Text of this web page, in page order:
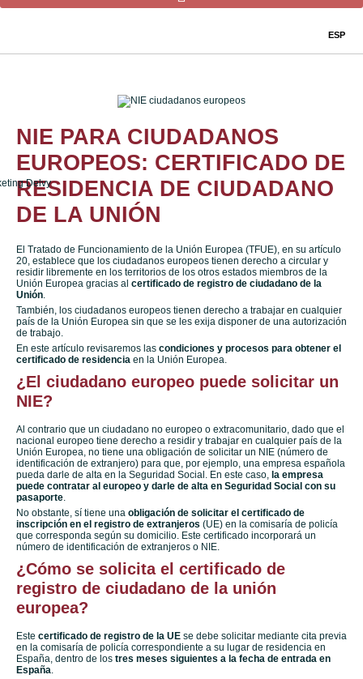
ESP
NIE PARA CIUDADANOS
EUROPEOS: CERTIFICADO DE
RESIDENCIA DE CIUDADANO
DE LA UNIÓN
El Tratado de Funcionamiento de la Unión Europea (TFUE), en su artículo
20, establece que los ciudadanos europeos tienen derecho a circular y
residir libremente en los territorios de los otros estados miembros de la
Unión Europea gracias al certificado de registro de ciudadano de la
Unión.
También, los ciudadanos europeos tienen derecho a trabajar en cualquier
país de la Unión Europea sin que se les exija disponer de una autorización
de trabajo.
En este artículo revisaremos las condiciones y procesos para obtener el
certificado de residencia en la Unión Europea.
¿El ciudadano europeo puede solicitar un
NIE?
Al contrario que un ciudadano no europeo o extracomunitario, dado que el
nacional europeo tiene derecho a residir y trabajar en cualquier país de la
Unión Europea, no tiene una obligación de solicitar un NIE (número de
identificación de extranjero) para que, por ejemplo, una empresa española
pueda darle de alta en la Seguridad Social. En este caso, la empresa
puede contratar al europeo y darle de alta en Seguridad Social con su
pasaporte.
No obstante, sí tiene una obligación de solicitar el certificado de
inscripción en el registro de extranjeros (UE) en la comisaría de policía
que corresponda según su domicilio. Este certificado incorporará un
número de identificación de extranjeros o NIE.
¿Cómo se solicita el certificado de
registro de ciudadano de la unión
europea?
Este certificado de registro de la UE se debe solicitar mediante cita previa
en la comisaría de policía correspondiente a su lugar de residencia en
España, dentro de los tres meses siguientes a la fecha de entrada en
España.